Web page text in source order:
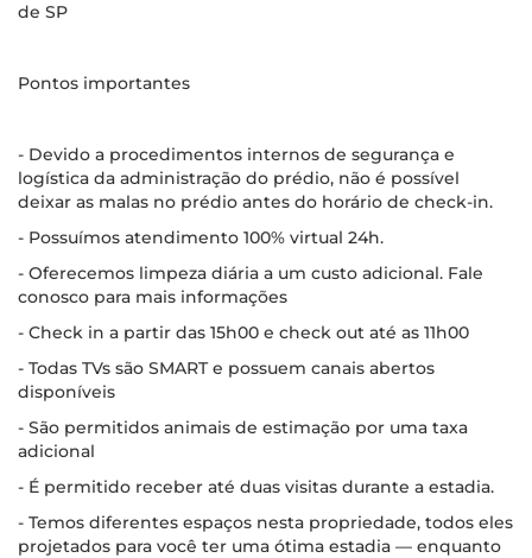
de SP
Pontos importantes
- Devido a procedimentos internos de segurança e
logística da administração do prédio, não é possível
deixar as malas no prédio antes do horário de check-in.
- Possuímos atendimento 100% virtual 24h.
- Oferecemos limpeza diária a um custo adicional. Fale
conosco para mais informações
- Check in a partir das 15h00 e check out até as 11h00
- Todas TVs são SMART e possuem canais abertos
disponíveis
- São permitidos animais de estimação por uma taxa
adicional
- É permitido receber até duas visitas durante a estadia.
- Temos diferentes espaços nesta propriedade, todos eles
projetados para você ter uma ótima estadia — enquanto